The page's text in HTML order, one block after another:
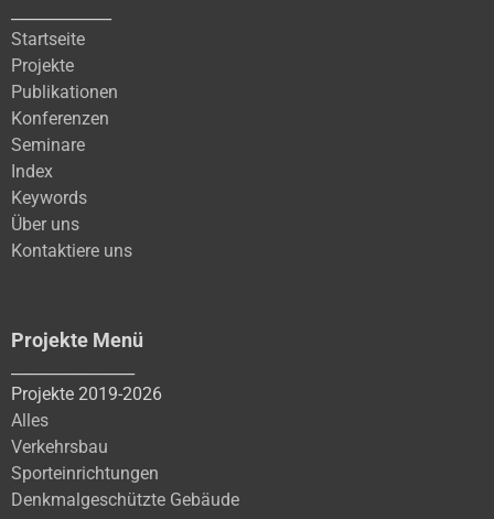
Startseite
Projekte
Publikationen
Konferenzen
Seminare
Index
Keywords
Über uns
Kontaktiere uns
Projekte Menü
Projekte 2019-2026
Alles
Verkehrsbau
Sporteinrichtungen
Denkmalgeschützte Gebäude